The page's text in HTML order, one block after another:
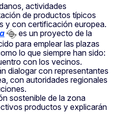
actividades
de productos típicos
y con certificación europea.
es un proyecto de la
para emplear las plazas
lo que siempre han sido:
con los vecinos.
dialogar con representantes
con autoridades regionales
sostenible de la zona
productos y explicarán